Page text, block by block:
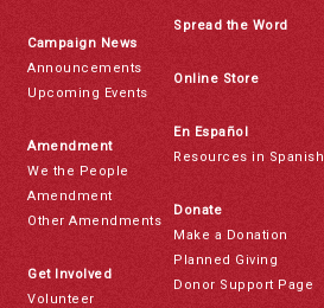
Campaign News
Announcements
Upcoming Events
Amendment
We the People
Amendment
Other Amendments
Get Involved
Volunteer
Spread the Word
Online Store
En Español
Resources in Spanish
Donate
Make a Donation
Planned Giving
Donor Support Page